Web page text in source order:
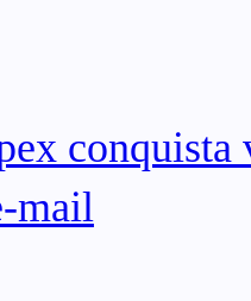
conquista
mail